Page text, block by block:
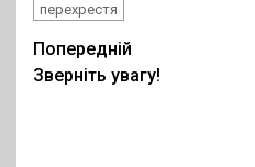
перехрестя
Post
navigation
Попередній
Зверніть увагу!